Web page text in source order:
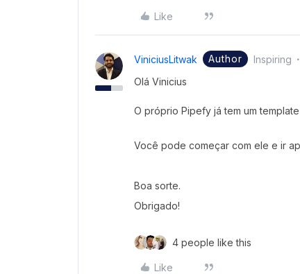
Like
ViniciusLitwak Author Inspiring
Olá Vinicius
O próprio Pipefy já tem um
Você pode começar com ele e ir
Boa sorte.
Obrigado!
4 people like this
Like